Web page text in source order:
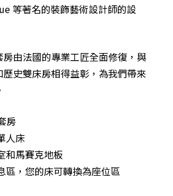
等著名的裝飾藝術設計師的設
由法國的專業工匠全面修復，與
史雙床房相得益彰，為我們帶來
房
人床
和馬賽克地板
區，您的床可轉換為座位區